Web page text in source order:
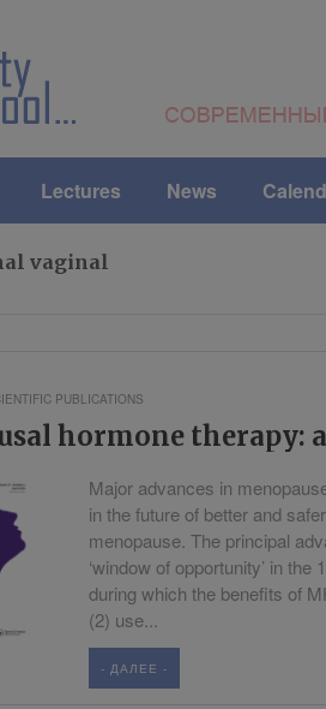
Lectures News
vaginal
PUBLICATIONS
hormone therapy:
Major advances in
in the future of better and
menopause. The principal
‘window of opportunity’ in
during which the benefits of
(2) use...
- ДАЛЕЕ -